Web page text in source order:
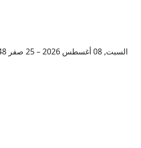
السبت, 08 أغسطس 2026 – 25 صفر 1448 هـ